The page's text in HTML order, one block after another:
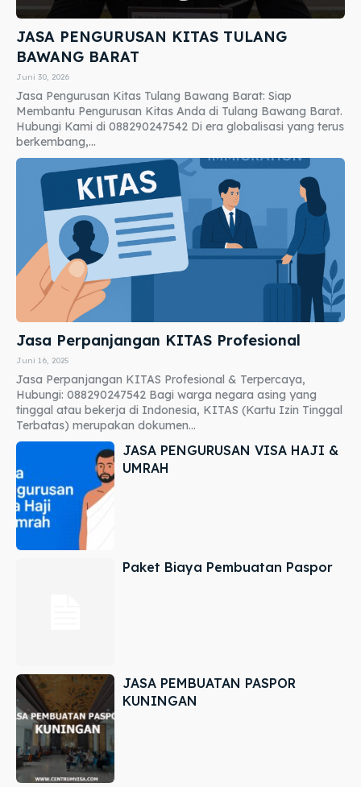
JASA PENGURUSAN KITAS TULANG
BAWANG BARAT
Juni 30, 2026
Jasa Pengurusan Kitas Tulang Bawang Barat: Siap
Membantu Pengurusan Kitas Anda di Tulang Bawang Barat.
Hubungi Kami di 088290247542 Di era globalisasi yang terus
berkembang,...
Jasa Perpanjangan KITAS Profesional
Juni 16, 2025
Jasa Perpanjangan KITAS Profesional & Terpercaya,
Hubungi: 088290247542 Bagi warga negara asing yang
tinggal atau bekerja di Indonesia, KITAS (Kartu Izin Tinggal
Terbatas) merupakan dokumen...
JASA PENGURUSAN VISA HAJI &
UMRAH
Paket Biaya Pembuatan Paspor
JASA PEMBUATAN PASPOR
KUNINGAN